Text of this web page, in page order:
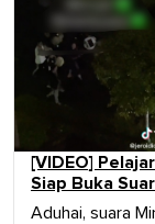
[VIDEO]
Siap Buka
Aduhai, suara